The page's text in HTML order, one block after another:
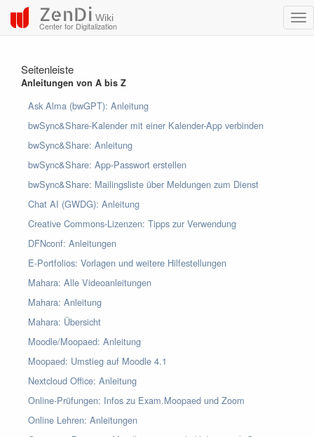
ZenDi Wiki
Center for Digitalization
Seitenleiste
Anleitungen von A bis Z
Ask Alma (bwGPT): Anleitung
bwSync&Share-Kalender mit einer Kalender-App verbinden
bwSync&Share: Anleitung
bwSync&Share: App-Passwort erstellen
bwSync&Share: Mailingsliste über Meldungen zum Dienst
Chat AI (GWDG): Anleitung
Creative Commons-Lizenzen: Tipps zur Verwendung
DFNconf: Anleitungen
E-Portfolios: Vorlagen und weitere Hilfestellungen
Mahara: Alle Videoanleitungen
Mahara: Anleitung
Mahara: Übersicht
Moodle/Moopaed: Anleitung
Moopaed: Umstieg auf Moodle 4.1
Nextcloud Office: Anleitung
Online-Prüfungen: Infos zu Exam.Moopaed und Zoom
Online Lehren: Anleitungen